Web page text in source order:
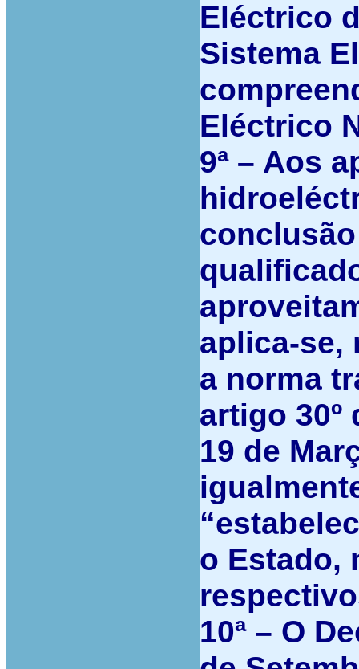
Eléctrico
Sistema
Eléctrico
9ª – Aos
conclusão
aplica-se,
a norma
artigo 30º
19 de
o Estado,
10ª – O